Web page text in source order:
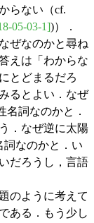
らない（cf.
05-03-1])）．
ぜなのかと尋ね
えは「わからな
とどまるだろ
るとよい．なぜ
名詞なのかと．
．なぜ逆に太陽
詞なのかと．い
だろうし，言語
のように考えて
ある．もう少し